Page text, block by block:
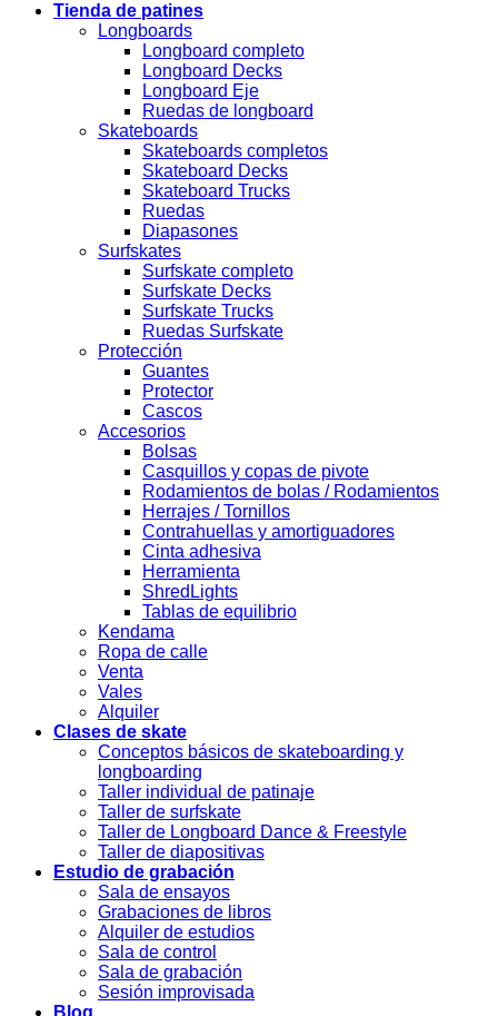
Tienda de patines
Longboards
Longboard completo
Longboard Decks
Longboard Eje
Ruedas de longboard
Skateboards
Skateboards completos
Skateboard Decks
Skateboard Trucks
Ruedas
Diapasones
Surfskates
Surfskate completo
Surfskate Decks
Surfskate Trucks
Ruedas Surfskate
Protección
Guantes
Protector
Cascos
Accesorios
Bolsas
Casquillos y copas de pivote
Rodamientos de bolas / Rodamientos
Herrajes / Tornillos
Contrahuellas y amortiguadores
Cinta adhesiva
Herramienta
ShredLights
Tablas de equilibrio
Kendama
Ropa de calle
Venta
Vales
Alquiler
Clases de skate
Conceptos básicos de skateboarding y
longboarding
Taller individual de patinaje
Taller de surfskate
Taller de Longboard Dance & Freestyle
Taller de diapositivas
Estudio de grabación
Sala de ensayos
Grabaciones de libros
Alquiler de estudios
Sala de control
Sala de grabación
Sesión improvisada